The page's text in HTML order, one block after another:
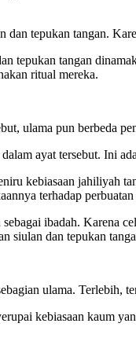
tepukan tangan.
tepukan tangan
ritual mereka.
ulama pun berbeda
ayat tersebut. Ini
kebiasaan jahiliyah
terhadap
ibadah. Karena
siulan dan tepukan
ulama.
kebiasaan kaum